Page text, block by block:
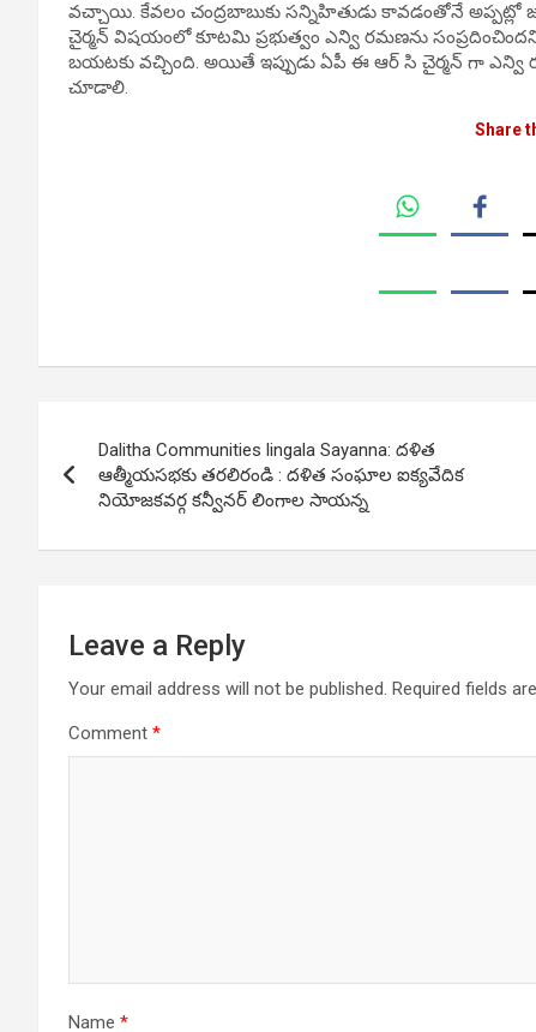
వచ్చాయి. కేవలం చంద్రబాబుకు సన్నిహితుడు కావడంతోనే అప్పట్లో
చైర్మన్ విషయంలో కూటమి ప్రభుత్వం ఎన్వి రమణను
బయటకు వచ్చింది. అయితే ఇప్పుడు ఏపీ ఈ ఆర్ సి చైర్మన్ గా
చూడాలి.
Share
navigation
Dalitha Communities lingala Sayanna: దళిత
ఆత్మీయసభకు తరలిరండి : దళిత సంఘాల ఐక్యవేదిక
నియోజకవర్గ కన్వీనర్ లింగాల సాయన్న
Leave a Reply
Your email address will not be published. Required fields
Comment *
Name *